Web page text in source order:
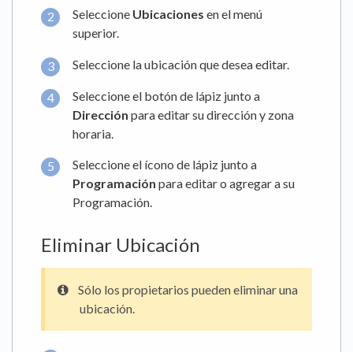
Seleccione Ubicaciones en el menú
superior.
Seleccione la ubicación que desea editar.
Seleccione el botón de lápiz junto a
Dirección para editar su dirección y zona
horaria.
Seleccione el ícono de lápiz junto a
Programación para editar o agregar a su
Programación.
Eliminar Ubicación
Sólo los propietarios pueden eliminar una
ubicación.